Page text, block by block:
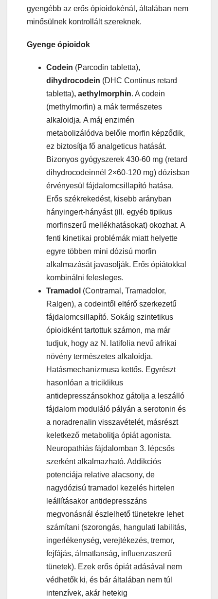
gyengébb az erős ópioidokénál, általában nem
minősülnek kontrollált szereknek.
Gyenge ópioidok
Codein (Parcodin tabletta),
dihydrocodein (DHC Continus retard
tabletta), aethylmorphin. A codein
(methylmorfin) a mák természetes
alkaloidja. A máj enzimén
metabolizálódva belőle morfin képződik,
ez biztosítja fő analgeticus hatását.
Bizonyos gyógyszerek 430-60 mg (retard
dihydrocodeinnél 2×60-120 mg) dózisban
érvényesül fájdalomcsillapító hatása.
Erős székrekedést, kisebb arányban
hányingert-hányást (ill. egyéb tipikus
morfinszerű mellékhatásokat) okozhat. A
fenti kinetikai problémák miatt helyette
egyre többen mini dózisú morfin
alkalmazását javasolják. Erős ópiátokkal
kombinálni felesleges.
Tramadol (Contramal, Tramadolor,
Ralgen), a codeintől eltérő szerkezetű
fájdalomcsillapító. Sokáig szintetikus
ópioidként tartottuk számon, ma már
tudjuk, hogy az N. latifolia nevű afrikai
növény természetes alkaloidja.
Hatásmechanizmusa kettős. Egyrészt
hasonlóan a triciklikus
antidepresszánsokhoz gátolja a leszálló
fájdalom moduláló pályán a serotonin és
a noradrenalin visszavételét, másrészt
keletkező metabolitja ópiát agonista.
Neuropathiás fájdalomban 3. lépcsős
szerként alkalmazható. Addikciós
potenciája relative alacsony, de
nagydózisú tramadol kezelés hirtelen
leállításakor antidepresszáns
megvonásnál észlelhető tünetekre lehet
számítani (szorongás, hangulati labilitás,
ingerlékenység, verejtékezés, tremor,
fejfájás, álmatlanság, influenzaszerű
tünetek). Ezek erős ópiát adásával nem
védhetők ki, és bár általában nem túl
intenzívek, akár hetekig